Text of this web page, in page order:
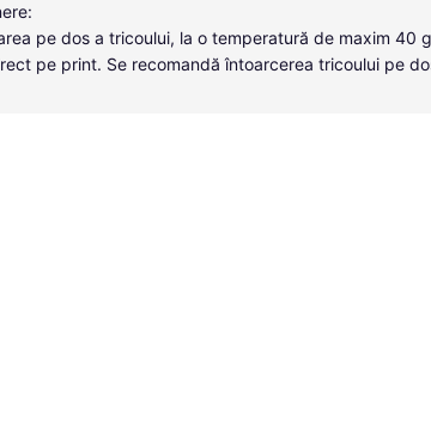
pe dos a tricoului, la o temperatură de maxim 40
pe print. Se recomandă întoarcerea tricoului pe